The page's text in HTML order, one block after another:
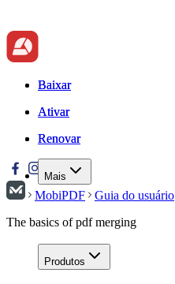
Baixar
Ativar
Renovar
Mais
Baixar
Ativar
Renovar
MobiPDF
Guia do usuário
The basics of pdf merging
Produtos